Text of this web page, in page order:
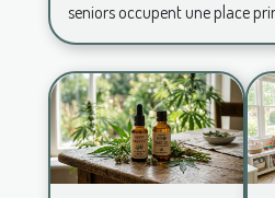
seniors occupent une place